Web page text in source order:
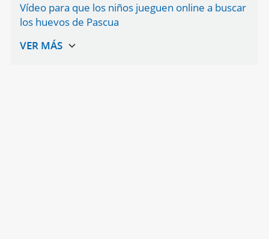
Vídeo para que los niños jueguen online a buscar
los huevos de Pascua